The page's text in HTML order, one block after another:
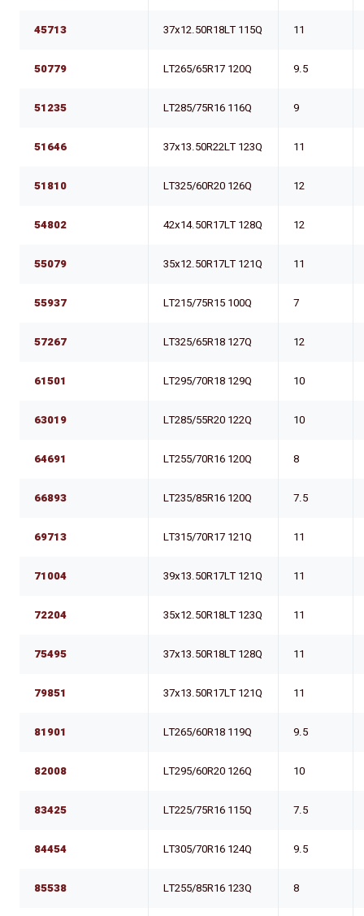
45713 37x12.50R18LT 115Q 11
50779 LT265/65R17 120Q 9.5
51235 LT285/75R16 116Q 9
51646 37x13.50R22LT 123Q 11
51810 LT325/60R20 126Q 12
54802 42x14.50R17LT 128Q 12
55079 35x12.50R17LT 121Q 11
55937 LT215/75R15 100Q 7
57267 LT325/65R18 127Q 12
61501 LT295/70R18 129Q 10
63019 LT285/55R20 122Q 10
64691 LT255/70R16 120Q 8
66893 LT235/85R16 120Q 7.5
69713 LT315/70R17 121Q 11
71004 39x13.50R17LT 121Q 11
72204 35x12.50R18LT 123Q 11
75495 37x13.50R18LT 128Q 11
79851 37x13.50R17LT 121Q 11
81901 LT265/60R18 119Q 9.5
82008 LT295/60R20 126Q 10
83425 LT225/75R16 115Q 7.5
84454 LT305/70R16 124Q 9.5
85538 LT255/85R16 123Q 8